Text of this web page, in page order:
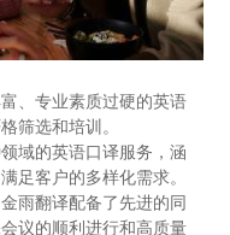
、专业素质过硬的英语
筛选和培训。
域的英语口译服务，涵
足客户的多样化需求。
雨翻译配备了先进的同
议的顺利进行和高质量